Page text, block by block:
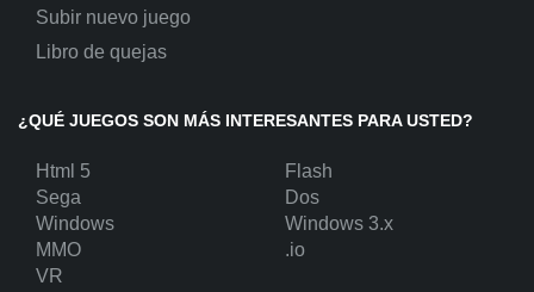
Subir nuevo juego
Libro de quejas
¿QUÉ JUEGOS SON MÁS INTERESANTES PARA USTED?
Html 5
Flash
Sega
Dos
Windows
Windows 3.x
MMO
.io
VR